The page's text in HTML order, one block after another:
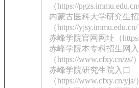
（https://pgzs.immu.edu.cn/
内蒙古医科大学研究生
（https://yjsy.immu.edu.cn/
赤峰学院官网网址（
赤峰学院本专科招生网
（https://www.cfxy.cn/zs/）
赤峰学院研究生院入口
（https://www.cfxy.cn/yjs/）